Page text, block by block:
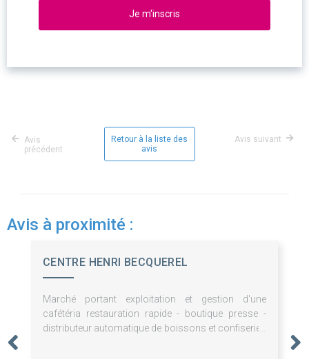
Je m'inscris
Avis
précédent
Retour à la liste des
avis
Avis suivant
Avis à proximité :
CENTRE HENRI BECQUEREL
Marché portant exploitation et gestion d'une
cafétéria restauration rapide - boutique presse -
distributeur automatique de boissons et confiseries